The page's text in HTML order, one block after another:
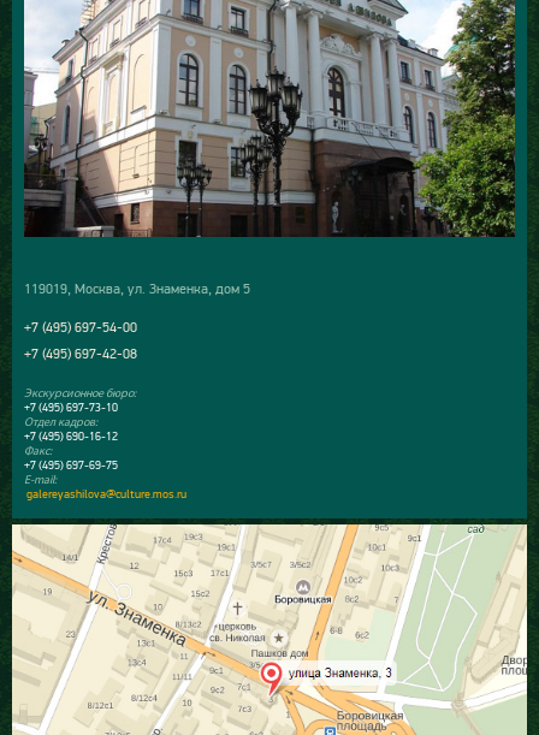
119019, Москва, ул. Знаменка, дом 5
+7 (495) 697-54-00
+7 (495) 697-42-08
Экскурсионное бюро:
+7 (495) 697-73-10
Отдел кадров:
+7 (495) 690-16-12
Факс:
+7 (495) 697-69-75
E-mail:
galereyashilova@culture.mos.ru